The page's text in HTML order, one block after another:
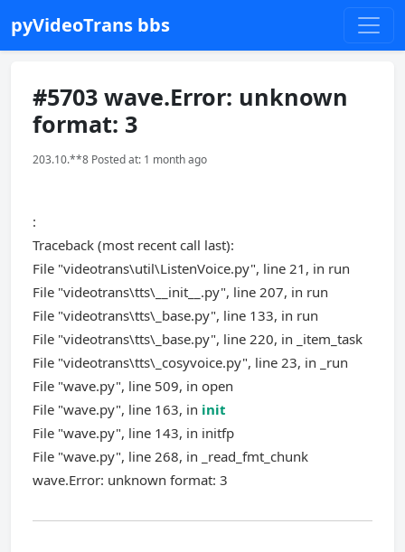
pyVideoTrans bbs
#5703 wave.Error: unknown
format: 3
203.10.**8 Posted at: 1 month ago
:
Traceback (most recent call last):
File "videotrans\util\ListenVoice.py", line 21, in run
File "videotrans\tts\__init__.py", line 207, in run
File "videotrans\tts\_base.py", line 133, in run
File "videotrans\tts\_base.py", line 220, in _item_task
File "videotrans\tts\_cosyvoice.py", line 23, in _run
File "wave.py", line 509, in open
File "wave.py", line 163, in init
File "wave.py", line 143, in initfp
File "wave.py", line 268, in _read_fmt_chunk
wave.Error: unknown format: 3